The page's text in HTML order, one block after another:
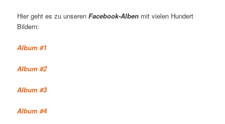
Hier geht es zu unserenFacebook-Alben mit vielen Hundert
Bildern:
Album #1
Album #2
Album #3
Album #4